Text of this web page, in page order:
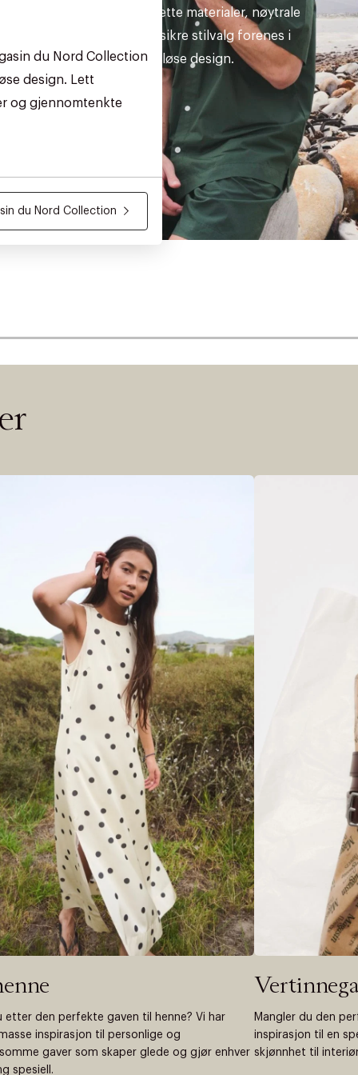
du Nord Collection
design. Lett
og gjennomtenkte
du Nord Collection
Sommerens lette materialer, nøytrale
nyanser og sikre stilvalg forenes i
tidløse design.
etter den perfekte gaven til henne? Vi har
inspirasjon til personlige og
gaver som skaper glede og gjør enhver
spesiell.
Mangler du den
inspirasjon til en
skjønnhet til
Lukk